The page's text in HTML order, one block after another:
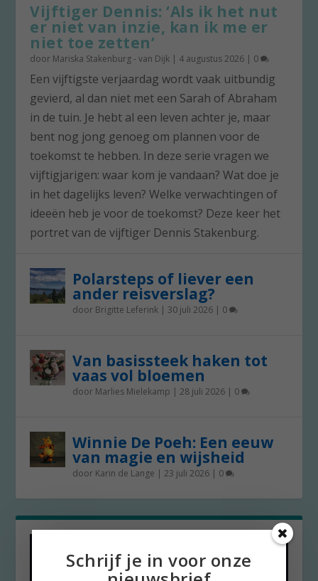
Vijftiger Dennis: ‘Als ik het nut
er niet van inzie, kan ik me er
niet toe zetten’
door Mariska Stakenburg - van Dijk | 4 augustus 2026 | 0
Een vijftigste verjaardag wordt vaak uitbundig
gevierd, al dan niet met een Sarah of Abraham
in de tuin. Je hebt al een leven achter je, maar
bent nog jong genoeg om plannen voor de
toekomst te hebben. In deze serie vragen we
vijftigjarigen: waar kom je vandaan? Wat doe je
in het dagelijks leven? Welke verwachtingen of
ideeën heb je voor de toekomst? Deze keer het
portret van de vijftiger Dennis Stakenburg.
Polarsteps of liever een
ander reisverslag?
door Brigitte Leferink | 30 juli 2026 | 0
Van basissteek haken tot
vaas vol bloemen
door Marlies Mielekamp |28 juli 2026 | 0
Winnie De Poeh: Een eeuw
van magie en wijsheid
door Karin de Lange |23 juli 2026 | 0
Schrijf je in voor onze